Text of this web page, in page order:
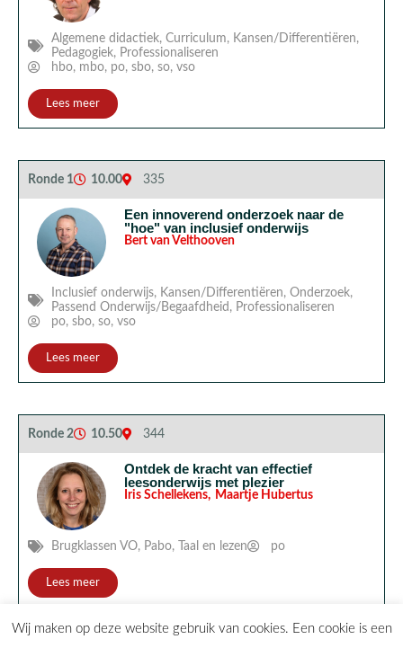
Algemene didactiek, Curriculum, Kansen/Differentiëren,
Pedagogiek, Professionaliseren
hbo, mbo, po, sbo, so, vso
Lees meer
Ronde 1 10.00 335
Een innoverend onderzoek naar de
"hoe" van inclusief onderwijs
Bert van Velthooven
Inclusief onderwijs, Kansen/Differentiëren, Onderzoek,
Passend Onderwijs/Begaafdheid , Professionaliseren
po, sbo, so, vso
Lees meer
Ronde 2 10.50 344
Ontdek de kracht van effectief
leesonderwijs met plezier
Iris Schellekens, Maartje Hubertus
Brugklassen VO, Pabo, Taal en lezen po
Lees meer
Wij maken op deze website gebruik van cookies. Een cookie is een